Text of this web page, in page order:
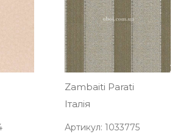
Zambaiti Parati
Італія
Артикул: 1033775